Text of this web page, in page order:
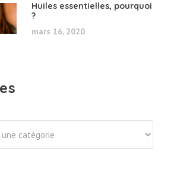
Huiles essentielles, pourquoi
?
mars 16, 2020